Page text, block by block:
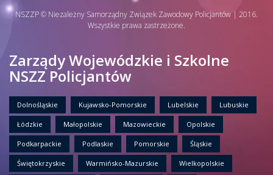
NSZZP © Niezależny Samorządny Związek Zawodowy Policjantów | 2016.
Wszystkie prawa zastrzeżone.
Zarządy Wojewódzkie i Szkolne
NSZZ Policjantów
Dolnośląskie Kujawsko-Pomorskie Lubelskie Lubuskie
Łódzkie Małopolskie Mazowieckie Opolskie
Podkarpackie Podlaskie Pomorskie Śląskie
Świętokrzyskie Warmińsko-Mazurskie Wielkopolskie